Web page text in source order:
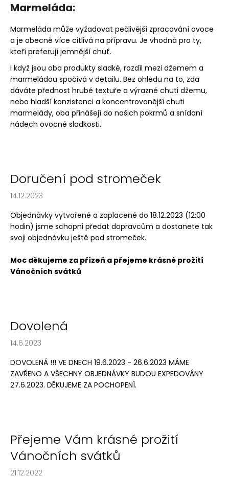
Marmeláda:
Marmeláda může vyžadovat pečlivější zpracování ovoce
a je obecně více citlivá na přípravu. Je vhodná pro ty,
kteří preferují jemnější chuť.
I když jsou oba produkty sladké, rozdíl mezi džemem a
marmeládou spočívá v detailu. Bez ohledu na to, zda
dáváte přednost hrubé textuře a výrazné chuti džemu,
nebo hladší konzistenci a koncentrovanější chuti
marmelády, oba přinášejí do našich pokrmů a snídaní
nádech ovocné sladkosti.
Doručení pod stromeček
14.12.2023
Objednávky vytvořené a zaplacené do 18.12.2023 (12:00
hodin) jsme schopni předat dopravcům a dostanete tak
svoji objednávku ještě pod stromeček.
Moc děkujeme za přízeň a přejeme krásné prožití
Vánočních svátků
Dovolená
14.6.2023
DOVOLENÁ !!! VE DNECH 19.6.2023 - 26.6.2023 MÁME
ZAVŘENO A VŠECHNY OBJEDNÁVKY BUDOU EXPEDOVÁNY
27.6.2023. DĚKUJEME ZA POCHOPENÍ.
Přejeme Vám krásné prožití
Vánočních svátků
21.12.2022